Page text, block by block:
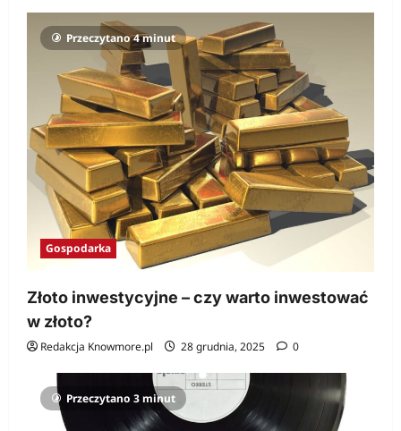
Przeczytano 4 minut
Gospodarka
Złoto inwestycyjne – czy warto inwestować
w złoto?
Redakcja Knowmore.pl 28 grudnia, 2025 0
Przeczytano 3 minut